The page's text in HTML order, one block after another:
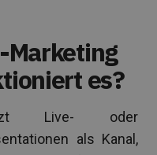
Marketing
es?
Live- oder
als Kanal,